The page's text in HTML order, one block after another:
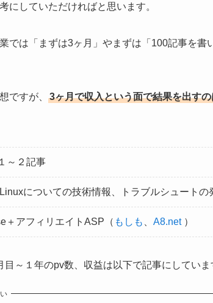
にしていただければと思います。
では「まずは3ヶ月」やまずは「100記事を書
ですが、 3ヶ月で収入という面で結果を出す
～２記事
についての技術情報、トラブルシュートの
＋アフィリエイトASP（ もしも A8.net）
目～１年のpv数、収益は以下で記事にしていま